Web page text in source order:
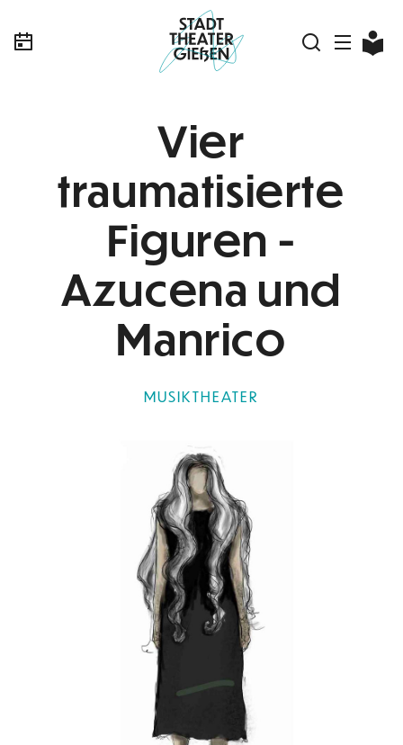
Vier
traumatisierte
Figuren -
Azucena und
Manrico
MUSIKTHEATER